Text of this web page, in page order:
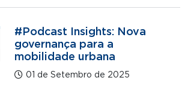
#Podcast Insights: Nova
governança para a
mobilidade urbana
01 de Setembro de 2025